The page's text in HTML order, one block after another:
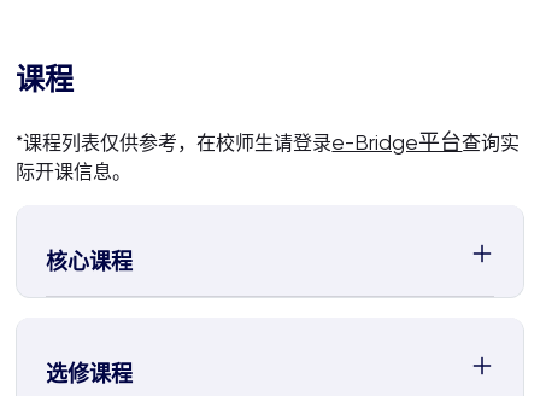
课程
*课程列表仅供参考，在校师生请登录e-Bridge平台查询实
际开课信息。
核心课程
选修课程